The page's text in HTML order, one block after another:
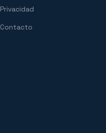
Privacidad
Contacto